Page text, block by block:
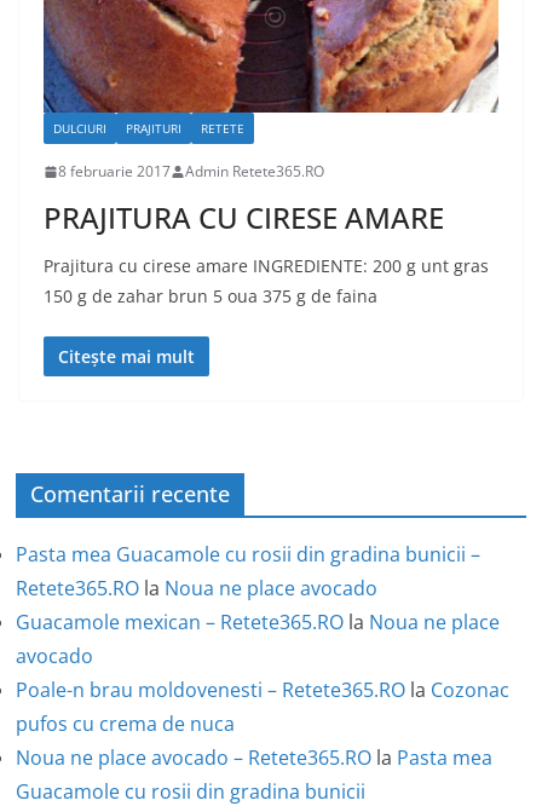
DULCIURI PRAJITURI RETETE
8 februarie 2017 Admin Retete365.RO
PRAJITURA CU CIRESE AMARE
Prajitura cu cirese amare INGREDIENTE: 200 g unt gras
150 g de zahar brun 5 oua 375 g de faina
Citește mai mult
Comentarii recente
Pasta mea Guacamole cu rosii din gradina bunicii –
Retete365.RO la Noua ne place avocado
Guacamole mexican – Retete365.RO la Noua ne place
avocado
Poale-n brau moldovenesti – Retete365.RO la Cozonac
pufos cu crema de nuca
Noua ne place avocado – Retete365.RO la Pasta mea
Guacamole cu rosii din gradina bunicii